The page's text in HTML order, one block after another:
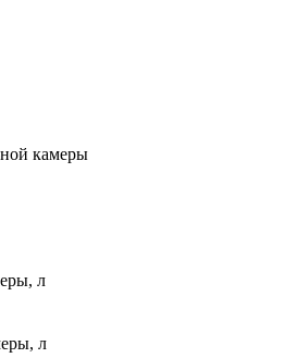
камеры
л
л